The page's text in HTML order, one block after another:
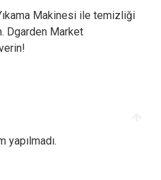
Makinesi ile temizliği
Dgarden Market
yapılmadı.